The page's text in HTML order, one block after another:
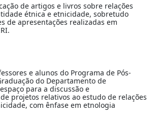
de artigos e livros sobre relações
étnica e etnicidade, sobretudo
de apresentações realizadas em
e alunos do Programa de Pós-
do Departamento de
para a discussão e
projetos relativos ao estudo de relações
com ênfase em etnologia